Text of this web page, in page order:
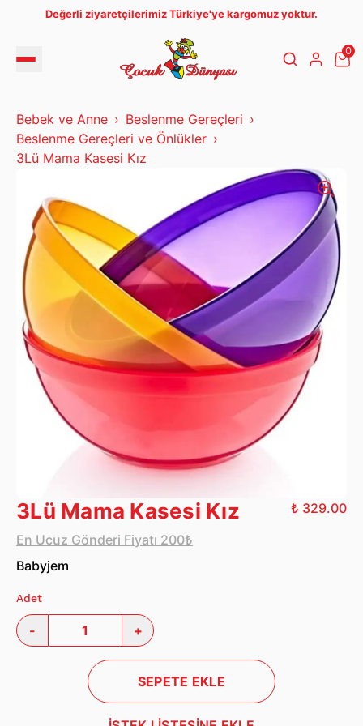
Değerli ziyaretçilerimiz Türkiye'ye kargomuz yoktur.
0
Bebek ve Anne
Beslenme Gereçleri
Beslenme Gereçleri ve Önlükler
3Lü Mama Kasesi Kız
3Lü Mama Kasesi Kız
En Ucuz Gönderi Fiyatı 200₺
₺ 329.00
Babyjem
Adet
- +
SEPETE EKLE